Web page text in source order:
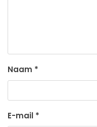
Naam *
E-mail *